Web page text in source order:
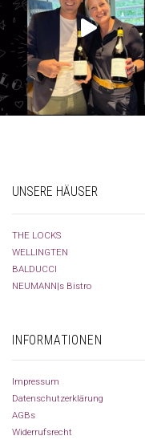
UNSERE HÄUSER
THE LOCKS
WELLINGTEN
BALDUCCI
NEUMANN|s Bistro
INFORMATIONEN
Impressum
Datenschutzerklärung
AGBs
Widerrufsrecht